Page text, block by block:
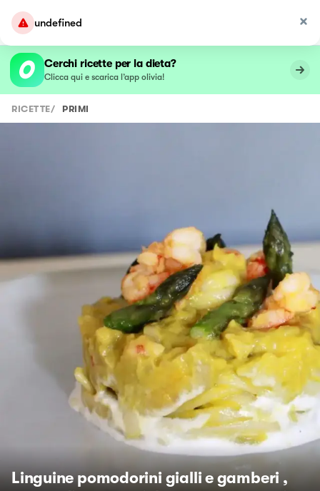
undefined
Cerchi ricette per la dieta?
Clicca qui e scarica l’app olivia!
RICETTE/ PRIMI
Linguine pomodorini gialli e gamberi ,